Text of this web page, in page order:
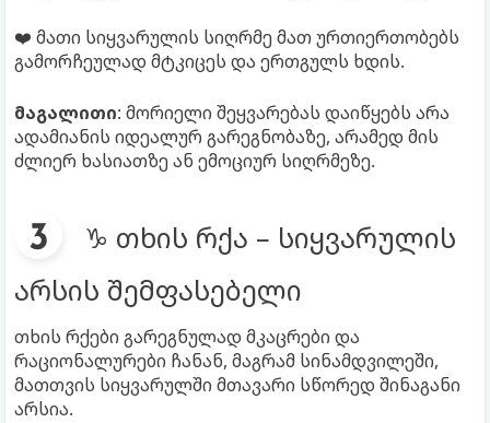
❤️ მათი სიყვარულის სიღრმე მათ ურთიერთობებს
გამორჩეულად მტკიცეს და ერთგულს ხდის.
მაგალითი: მორიელი შეყვარებას დაიწყებს არა
ადამიანის იდეალურ გარეგნობაზე, არამედ მის
ძლიერ ხასიათზე ან ემოციურ სიღრმეზე.
♑ თხის რქა – სიყვარულის
არსის შემფასებელი
თხის რქები გარეგნულად მკაცრები და
რაციონალურები ჩანან, მაგრამ სინამდვილეში,
მათთვის სიყვარულში მთავარი სწორედ შინაგანი
არსია.